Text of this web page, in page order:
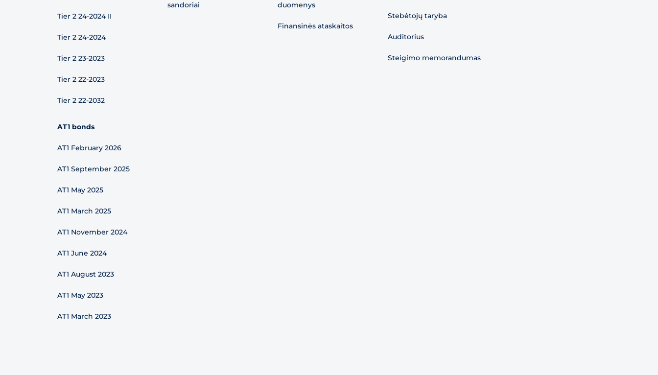
Tier 2 24-2024 II
Tier 2 24-2024
Tier 2 23-2023
Tier 2 22-2023
Tier 2 22-2032
AT1 bonds
AT1 February 2026
AT1 September 2025
AT1 May 2025
AT1 March 2025
AT1 November 2024
AT1 June 2024
AT1 August 2023
AT1 May 2023
AT1 March 2023
sandoriai
duomenys
Finansinės ataskaitos
Stebėtojų taryba
Auditorius
Steigimo memorandumas